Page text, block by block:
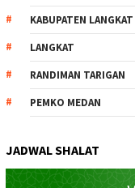
KABUPATEN LANGKAT
LANGKAT
RANDIMAN TARIGAN
PEMKO MEDAN
JADWAL SHALAT